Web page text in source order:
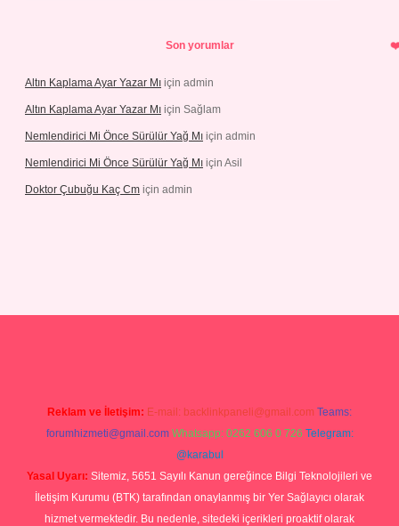
Son yorumlar
Altın Kaplama Ayar Yazar Mı için admin
Altın Kaplama Ayar Yazar Mı için Sağlam
Nemlendirici Mi Önce Sürülür Yağ Mı için admin
Nemlendirici Mi Önce Sürülür Yağ Mı için Asil
Doktor Çubuğu Kaç Cm için admin
Reklam ve İletişim: E-mail: backlinkpaneli@gmail.com Teams:
forumhizmeti@gmail.com Whatsapp: 0262 606 0 726 Telegram:
@karabul
Yasal Uyarı: Sitemiz, 5651 Sayılı Kanun gereğince Bilgi Teknolojileri ve
İletişim Kurumu (BTK) tarafından onaylanmış bir Yer Sağlayıcı olarak
hizmet vermektedir. Bu nedenle, sitedeki içerikleri proaktif olarak